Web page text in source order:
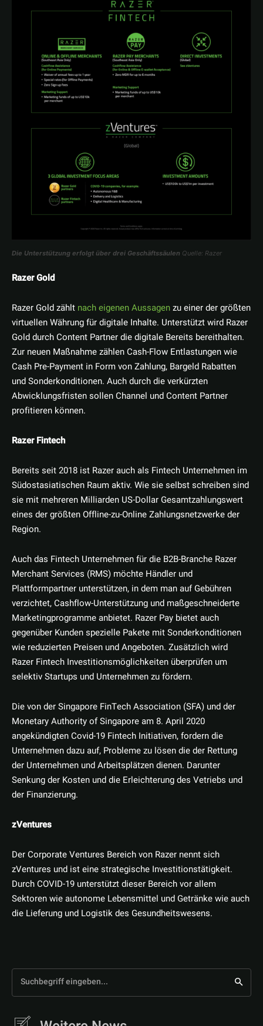
Die Unterstützung erfolgt über drei Geschäftssäulen Quelle: Razer
Razer Gold
Razer Gold zählt nach eigenen Aussagenzu einer der größten
virtuellen Währung für digitale Inhalte. Unterstützt wird Razer
Gold durch Content Partner die digitale Bereits bereithalten.
Zur neuen Maßnahme zählen Cash-Flow Entlastungen wie
Cash Pre-Payment in Form von Zahlung, Bargeld Rabatten
und Sonderkonditionen. Auch durch die verkürzten
Abwicklungsfristen sollen Channel und Content Partner
profitieren können.
Razer Fintech
Bereits seit 2018 ist Razer auch als Fintech Unternehmen im
Südostasiatischen Raum aktiv. Wie sie selbst schreiben sind
sie mit mehreren Milliarden US-Dollar Gesamtzahlungswert
eines der größten Offline-zu-Online Zahlungsnetzwerke der
Region.
Auch das Fintech Unternehmen für die B2B-Branche Razer
Merchant Services (RMS) möchte Händler und
Plattformpartner unterstützen, in dem man auf Gebühren
verzichtet, Cashflow-Unterstützung und maßgeschneiderte
Marketingprogramme anbietet. Razer Pay bietet auch
gegenüber Kunden spezielle Pakete mit Sonderkonditionen
wie reduzierten Preisen und Angeboten. Zusätzlich wird
Razer Fintech Investitionsmöglichkeiten überprüfen um
selektiv Startups und Unternehmen zu fördern.
Die von der Singapore FinTech Association (SFA) und der
Monetary Authority of Singapore am 8. April 2020
angekündigten Covid-19 Fintech Initiativen, fordern die
Unternehmen dazu auf, Probleme zu lösen die der Rettung
der Unternehmen und Arbeitsplätzen dienen. Darunter
Senkung der Kosten und die Erleichterung des Vetriebs und
der Finanzierung.
zVentures
Der Corporate Ventures Bereich von Razer nennt sich
zVentures und ist eine strategische Investitionstätigkeit.
Durch COVID-19 unterstützt dieser Bereich vor allem
Sektoren wie autonome Lebensmittel und Getränke wie auch
die Lieferung und Logistik des Gesundheitswesens.
Suchbegriff eingeben...